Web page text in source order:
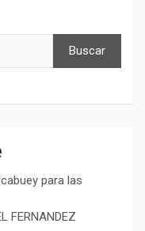
Buscar
para las
FERNANDEZ